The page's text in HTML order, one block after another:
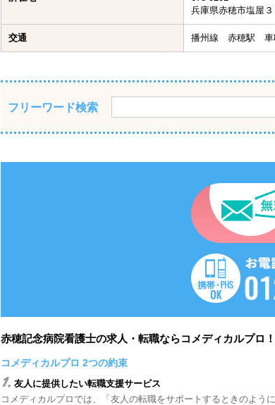
兵庫県赤穂市塩屋３
交通 播州線 赤穂駅 車
フリーワード検索
赤穂記念病院看護士の求人・転職ならコメディカルプロ！
コメディカルプロ 2つの約束
1. 友人に提供したい転職支援サービス
コメディカルプロでは、「友人の転職をサポートするときのよ